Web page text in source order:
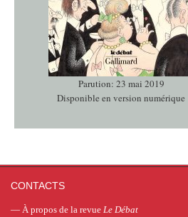
Parution: 23 mai 2019
Disponible en version numérique
CONTACTS
— À propos de la revue Le Débat